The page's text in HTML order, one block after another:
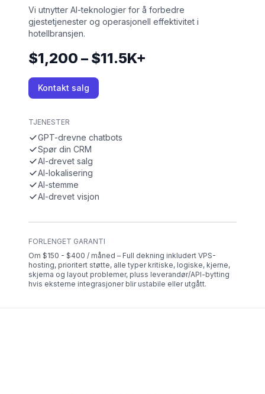
Vi utnytter AI-teknologier for å forbedre
gjestetjenester og operasjonell effektivitet i
hotellbransjen.
$1,200 – $11.5K+
Kontakt salg
TJENESTER
GPT-drevne chatbots
Spør din CRM
AI-drevet salg
AI-lokalisering
AI-stemme
AI-drevet visjon
FORLENGET GARANTI
Om $150 - $400 / måned – Full dekning inkludert VPS-
hosting, prioritert støtte, alle typer kritiske, logiske, kjerne,
skjema og layout problemer, pluss leverandør/API-bytting
hvis eksterne integrasjoner blir ustabile eller utgått.